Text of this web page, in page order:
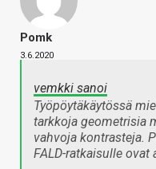
Pomk
3.6.2020
vemkki sanoi
Työpöytäkäytössä
tarkkoja geometrisia
vahvoja kontrasteja.
FALD-ratkaisulle